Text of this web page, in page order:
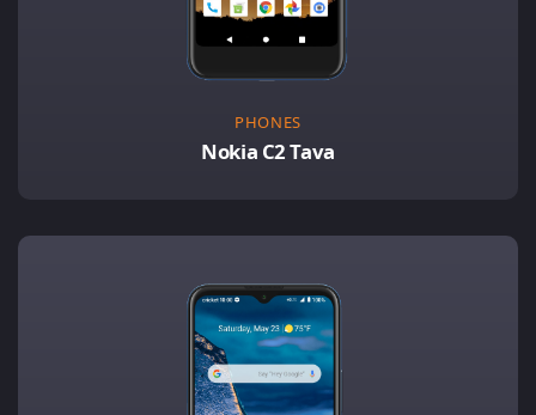
PHONES
Nokia C2 Tava